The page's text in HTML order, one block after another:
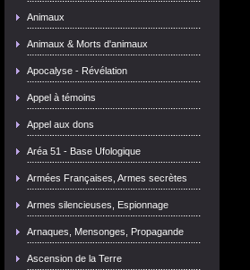
Animaux
Animaux & Morts d'animaux
Apocalyse - Révélation
Appel à témoins
Appel aux dons
Aréa 51 - Base Ufologique
Armées Françaises, Armes secrètes
Armes silencieuses, Espionnage
Arnaques, Mensonges, Propagande
Ascension de la Terre